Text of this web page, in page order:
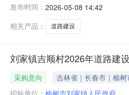
发布时间： 2026-05-08 14:42
相关产品：
道路建设
刘家镇吉顺村2026年道路建
采购意向 吉林省｜长春市｜榆树
招标单位： 榆树市刘家镇人民政府